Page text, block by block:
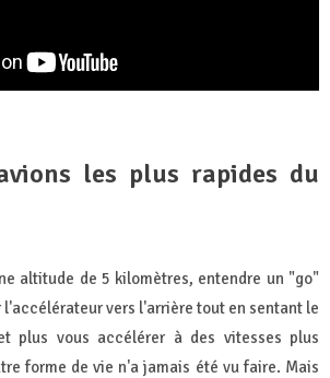
les plus rapides du
altitude de 5 kilomètres, entendre un "go"
l'accélérateur vers l'arrière tout en sentant le
plus vous accélérer à des vitesses plus
forme de vie n'a jamais été vu faire. Mais